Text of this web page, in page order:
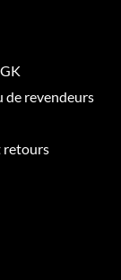
de revendeurs
retours